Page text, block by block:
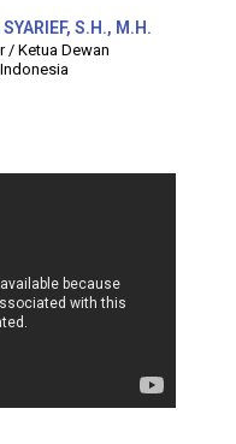
S.H., M.H.
/ Ketua Dewan